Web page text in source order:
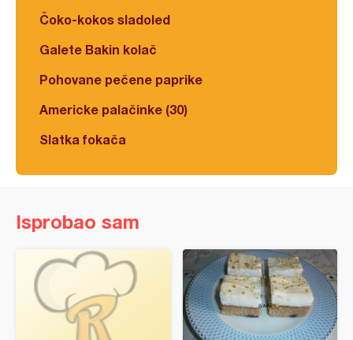
Čoko-kokos sladoled
Galete Bakin kolač
Pohovane pečene paprike
Americke palačinke (30)
Slatka fokača
Isprobao sam